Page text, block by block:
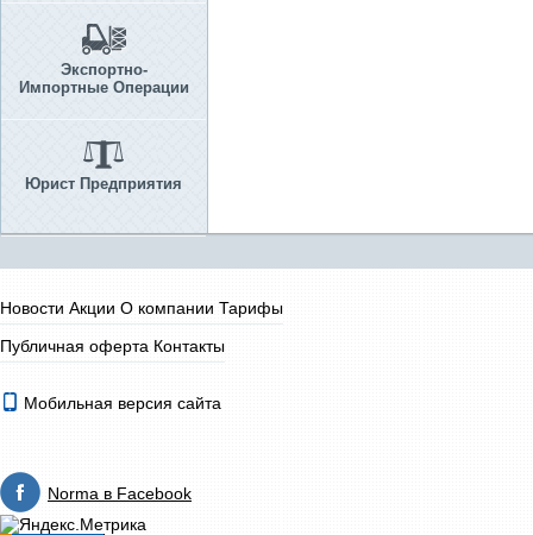
Экспортно-
Импортные Операции
Юрист Предприятия
Новости Акции О компании Тарифы
Публичная оферта Контакты
Мобильная версия сайта
Norma в Facebook